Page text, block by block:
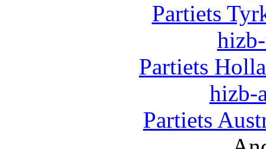
Partiets
Partiets
hizb-
Partiets